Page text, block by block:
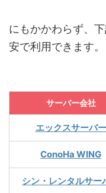
にもかかわらず、
安で利用できます。
サーバー会社
エックスサーバー
ConoHa WING
シン・レンタルサー